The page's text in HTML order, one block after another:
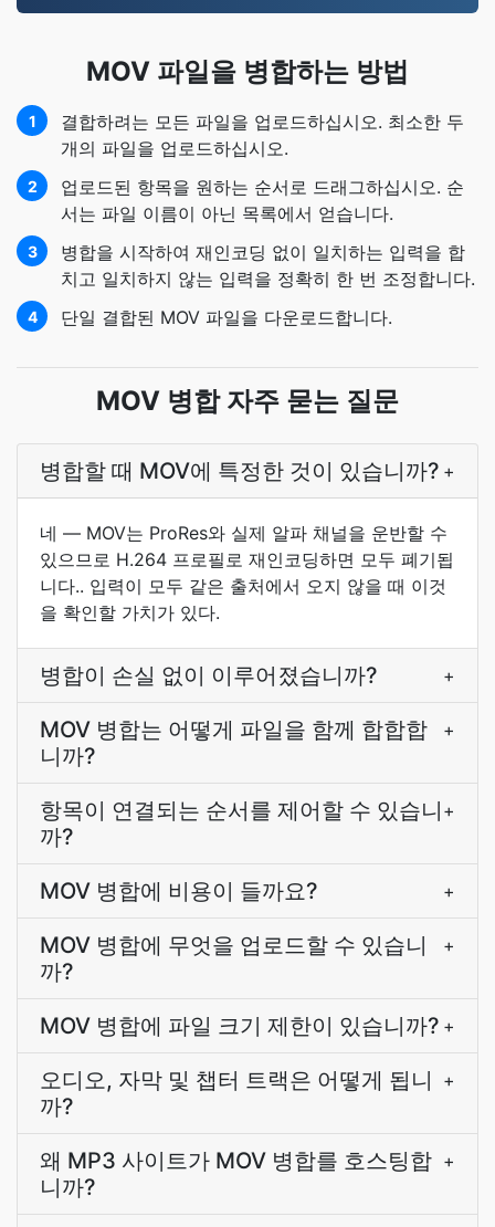
MOV 파일을 병합하는 방법
1
결합하려는 모든 파일을 업로드하십시오. 최소한 두
개의 파일을 업로드하십시오.
2
업로드된 항목을 원하는 순서로 드래그하십시오. 순
서는 파일 이름이 아닌 목록에서 얻습니다.
3
병합을 시작하여 재인코딩 없이 일치하는 입력을 합
치고 일치하지 않는 입력을 정확히 한 번 조정합니다.
4 단일 결합된 MOV 파일을 다운로드합니다.
MOV 병합 자주 묻는 질문
병합할 때 MOV에 특정한 것이 있습니까? +
네 — MOV는 ProRes와 실제 알파 채널을 운반할 수
있으므로 H.264 프로필로 재인코딩하면 모두 폐기됩
니다.. 입력이 모두 같은 출처에서 오지 않을 때 이것
을 확인할 가치가 있다.
병합이 손실 없이 이루어졌습니까? +
MOV 병합는 어떻게 파일을 함께 합합합
니까?
+
항목이 연결되는 순서를 제어할 수 있습니
까?
+
MOV 병합에 비용이 들까요? +
MOV 병합에 무엇을 업로드할 수 있습니
까?
+
MOV 병합에 파일 크기 제한이 있습니까? +
오디오, 자막 및 챕터 트랙은 어떻게 됩니
까?
+
왜 MP3 사이트가 MOV 병합를 호스팅합
니까?
+